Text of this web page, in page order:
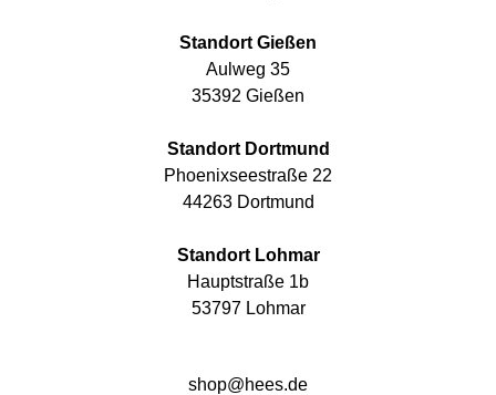
Standort Gießen
Aulweg 35
35392 Gießen
Standort Dortmund
Phoenixseestraße 22
44263 Dortmund
Standort Lohmar
Hauptstraße 1b
53797 Lohmar
shop@hees.de